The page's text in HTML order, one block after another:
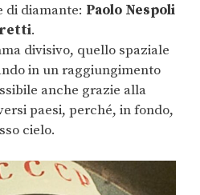
di diamante: Paolo Nespoli
.
divisivo, quello spaziale
in un raggiungimento
anche grazie alla
paesi, perché, in fondo,
cielo.